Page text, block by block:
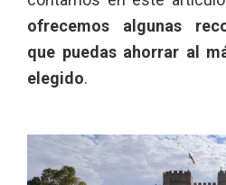
ofrecemos algunas
que puedas ahorrar al
elegido.